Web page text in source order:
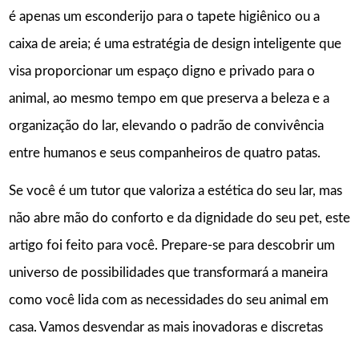
é apenas um esconderijo para o tapete higiênico ou a
caixa de areia; é uma estratégia de design inteligente que
visa proporcionar um espaço digno e privado para o
animal, ao mesmo tempo em que preserva a beleza e a
organização do lar, elevando o padrão de convivência
entre humanos e seus companheiros de quatro patas.
Se você é um tutor que valoriza a estética do seu lar, mas
não abre mão do conforto e da dignidade do seu pet, este
artigo foi feito para você. Prepare-se para descobrir um
universo de possibilidades que transformará a maneira
como você lida com as necessidades do seu animal em
casa. Vamos desvendar as mais inovadoras e discretas